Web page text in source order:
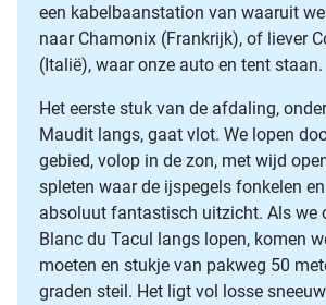
een kabelbaanstation van waaruit
naar Chamonix (Frankrijk), of liever
(Italië), waar onze auto en tent staan.
Het eerste stuk van de afdaling,
Maudit langs, gaat vlot. We lopen
gebied, volop in de zon, met wijd
spleten waar de ijspegels fonkelen
absoluut fantastisch uitzicht. Als we
Blanc du Tacul langs lopen, komen
moeten en stukje van pakweg 50
graden steil. Het ligt vol losse